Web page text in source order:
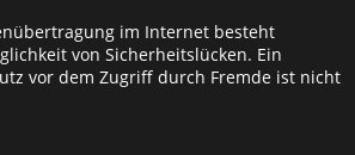
im Internet besteht
von Sicherheitslücken. Ein
vor dem Zugriff durch Fremde ist nicht